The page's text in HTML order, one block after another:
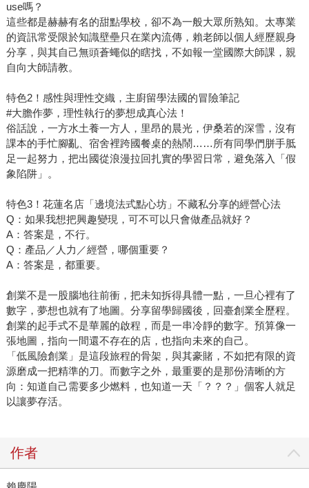
use嗎？
這些都是赫赫有名的甜點學校，卻不為一般大眾所熟知。太專業
的資訊常受限於知識壁壘只在業內流傳，賴老師以個人經歷親身
分享，與其自己無頭蒼蠅似的瞎找，不如報一堂國際大師課，親
自向大師請教。
特色2！感性與理性交織，主廚留學法國的冒險筆記
#大膽作夢，理性執行的夢想成真心法！
俗話說，一方水土養一方人，里昂的晨光，伊桑若的深雪，沒有
課本的手忙腳亂、宿舍裡跨國餐桌的熱鬧……所有同學們胼手胝
足一起努力，把出國從浪漫拉回扎實的學習日常，避免落入「假
象陷阱」。
特色3！花蓮名店「邊境法式點心坊」不藏私分享的經營心法
Q：如果我想把興趣變現，可不可以只會做產品就好？
A：答案是，不行。
Q：產品／人力／經營，哪個重要？
A：答案是，都重要。
創業不是一股腦地往前衝，把未知拆得具體一點，一旦心裡有了
數字，夢想也就有了地圖。分享留學歸國後，回臺創業全歷程。
創業的起手式不是華麗的啟程，而是一串冷靜的數字。預算像一
張地圖，指向一間還不存在的店，也指向未來的自己。
「低風險創業」是這段旅程的骨架，與其豪賭，不如把有限的資
源磨成一把精準的刀。而數字之外，最重要的是那份清晰的方
向：知道自己需要多少燃料，也知道一天「？？？」個客人就足
以讓夢存活。
作者